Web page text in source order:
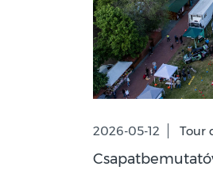
2026-05-12 Tour